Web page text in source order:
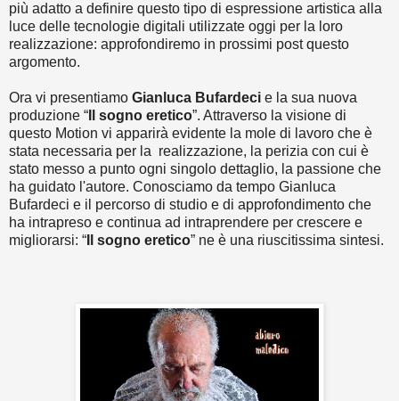
più adatto a definire questo tipo di espressione artistica alla
luce delle tecnologie digitali utilizzate oggi per la loro
realizzazione: approfondiremo in prossimi post questo
argomento.
Ora vi presentiamo Gianluca Bufardeci e la sua nuova
produzione “ Il sogno eretico”. Attraverso la visione di
questo Motion vi apparirà evidente la mole di lavoro che è
stata necessaria per la realizzazione, la perizia con cui è
stato messo a punto ogni singolo dettaglio, la passione che
ha guidato l'autore. Conosciamo da tempo Gianluca
Bufardeci e il percorso di studio e di approfondimento che
ha intrapreso e continua ad intraprendere per crescere e
migliorarsi: “ Il sogno eretico” ne è una riuscitissima sintesi.